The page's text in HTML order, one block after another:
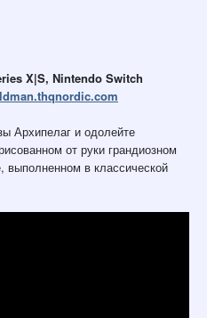
X|S, Nintendo Switch
Архипелаг и одолейте
от руки грандиозном
в классической